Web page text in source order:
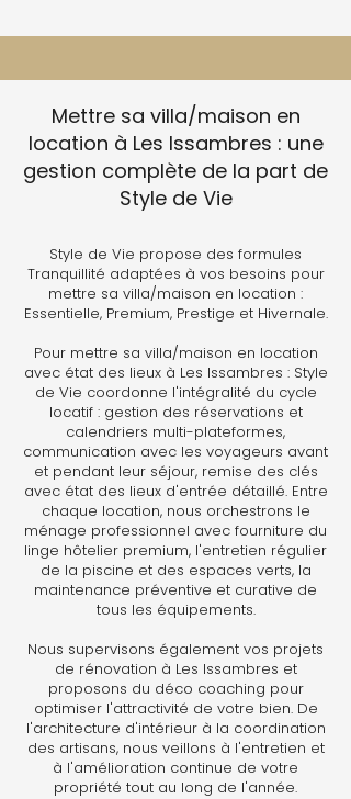
Mettre sa villa/maison en
location à Les Issambres : une
gestion complète de la part de
Style de Vie
Style de Vie propose des formules
Tranquillité adaptées à vos besoins pour
mettre sa villa/maison en location :
Essentielle, Premium, Prestige et Hivernale.
Pour mettre sa villa/maison en location
avec état des lieux à Les Issambres : Style
de Vie coordonne l'intégralité du cycle
locatif : gestion des réservations et
calendriers multi-plateformes,
communication avec les voyageurs avant
et pendant leur séjour, remise des clés
avec état des lieux d'entrée détaillé. Entre
chaque location, nous orchestrons le
ménage professionnel avec fourniture du
linge hôtelier premium, l'entretien régulier
de la piscine et des espaces verts, la
maintenance préventive et curative de
tous les équipements.
Nous supervisons également vos projets
de rénovation à Les Issambres et
proposons du déco coaching pour
optimiser l'attractivité de votre bien. De
l'architecture d'intérieur à la coordination
des artisans, nous veillons à l'entretien et
à l'amélioration continue de votre
propriété tout au long de l'année.